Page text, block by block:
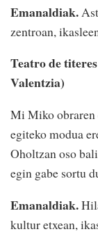
Emanaldiak.
zentroan,
Teatro de
Valentzia)
Mi Miko obraren
egiteko modua
Oholtzan oso
egin gabe sortu
Emanaldiak.
kultur etxean,